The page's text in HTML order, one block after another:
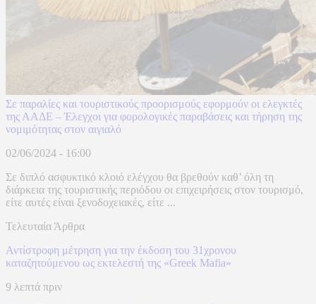
Σε παραλίες και τουριστικούς προορισμούς εφορμούν οι ελεγκτές
της ΑΑΔΕ – Έλεγχοι για φορολογικές παραβάσεις και τήρηση της
νομιμότητας στον αιγιαλό
02/06/2024 - 16:00
Σε διπλό ασφυκτικό κλοιό ελέγχου θα βρεθούν καθ’ όλη τη
διάρκεια της τουριστικής περιόδου οι επιχειρήσεις στον τουρισμό,
είτε αυτές είναι ξενοδοχειακές, είτε ...
Τελευταία Άρθρα
Αντίστροφη μέτρηση για την έκδοση του 31χρονου
καταζητούμενου ως εκτελεστή της «Greek Mafia»
9 λεπτά πριν